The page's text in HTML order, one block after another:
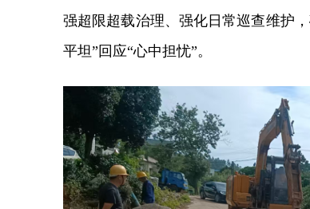
强超限超载治理、强化日常巡查维护
平坦”回应“心中担忧”。